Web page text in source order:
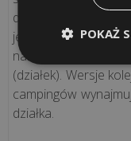
dokonać
jednym terminie.
namiotowych
(działek). Wersje
campingów
działka.
POKAŻ